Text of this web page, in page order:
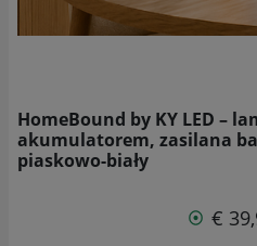
HomeBound by KY LED –
akumulatorem, zasilana
piaskowo-biały
€